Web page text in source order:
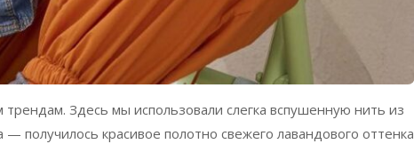
Здесь мы использовали слегка вспушенную нить из
получилось красивое полотно свежего лавандового оттенка